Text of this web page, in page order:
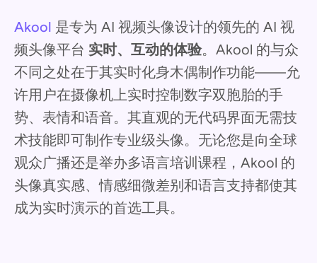
Akool 是专为 AI 视频头像设计的领先的 AI 视
频头像平台 实时、互动的体验。Akool 的与众
不同之处在于其实时化身木偶制作功能——允
许用户在摄像机上实时控制数字双胞胎的手
势、表情和语音。其直观的无代码界面无需技
术技能即可制作专业级头像。无论您是向全球
观众广播还是举办多语言培训课程，Akool 的
头像真实感、情感细微差别和语言支持都使其
成为实时演示的首选工具。